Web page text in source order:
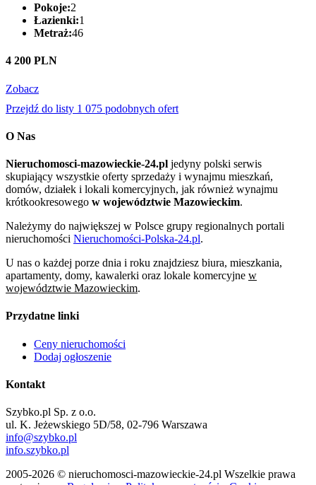
Pokoje:2
Łazienki:1
Metraż:46
4 200 PLN
Zobacz
Przejdź do listy 1 075 podobnych ofert
O Nas
Nieruchomosci-mazowieckie-24.pl jedyny polski serwis
skupiający wszystkie oferty sprzedaży i wynajmu mieszkań,
domów, działek i lokali komercyjnych, jak również wynajmu
krótkookresowego w województwie Mazowieckim.
Należymy do największej w Polsce grupy regionalnych portali
nieruchomości Nieruchomości-Polska-24.pl.
U nas o każdej porze dnia i roku znajdziesz biura, mieszkania,
apartamenty, domy, kawalerki oraz lokale komercyjne w
województwie Mazowieckim.
Przydatne linki
Ceny nieruchomości
Dodaj ogłoszenie
Kontakt
Szybko.pl Sp. z o.o.
ul. K. Jeżewskiego 5D/58, 02-796 Warszawa
info@szybko.pl
info.szybko.pl
2005-2026 © nieruchomosci-mazowieckie-24.pl Wszelkie prawa